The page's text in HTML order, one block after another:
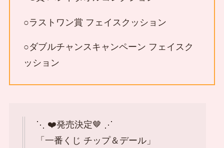
○ラストワン賞 フェイスクッション
○ダブルチャンスキャンペーン フェイスク
ッション
⋱ ❤️発売決定🤎 ⋰
「一番くじ チップ＆デール」